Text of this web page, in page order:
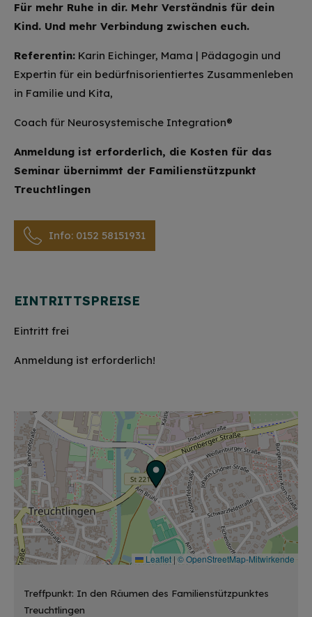
Für mehr Ruhe in dir. Mehr Verständnis für dein
Kind. Und mehr Verbindung zwischen euch.
Referentin: Karin Eichinger, Mama | Pädagogin und
Expertin für ein bedürfnisorientiertes Zusammenleben
in Familie und Kita,
Coach für Neurosystemische Integration®
Anmeldung ist erforderlich, die Kosten für das
Seminar übernimmt der Familienstützpunkt
Treuchtlingen
Info: 0152 58151931
EINTRITTSPREISE
Eintritt frei
Anmeldung ist erforderlich!
Leaflet | © OpenStreetMap-Mitwirkende
Treffpunkt: In den Räumen des Familienstützpunktes
Treuchtlingen